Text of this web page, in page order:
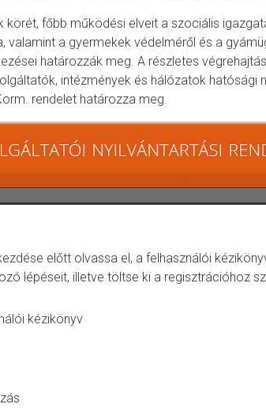
körét, főbb működési elveit a szociális
valamint a gyermekek védelméről és a
határozzák meg. A részletes
intézmények és hálózatok hatósági
rendelet határozza meg.
előtt olvassa el, a felhasználói
lépéseit, illetve töltse ki a regisztrációhoz
kézikönyv